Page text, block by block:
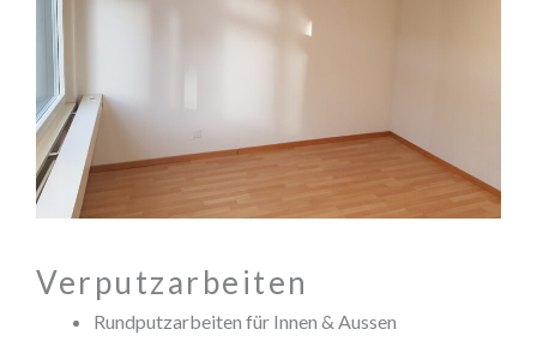
Verputzarbeiten
Rundputzarbeiten für Innen & Aussen